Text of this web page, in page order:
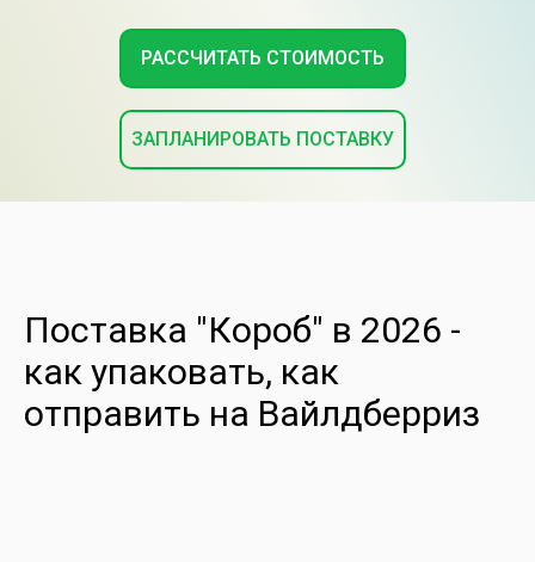
РАССЧИТАТЬ СТОИМОСТЬ
ЗАПЛАНИРОВАТЬ ПОСТАВКУ
Поставка "Короб" в 2026 -
как упаковать, как
отправить на Вайлдберриз